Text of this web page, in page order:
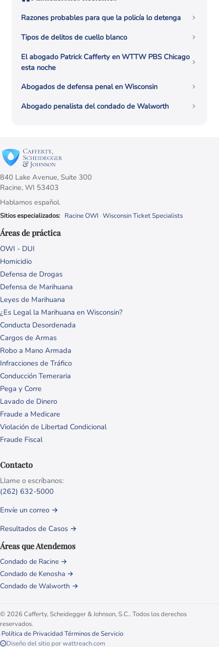
Razones probables para que la policía lo detenga
Tipos de delitos de cuello blanco
El abogado Patrick Cafferty en WTTW PBS Chicago
esta noche
Abogados de defensa penal en Wisconsin
Abogado penalista del condado de Walworth
840 Lake Avenue, Suite 300
Racine, WI 53403
Hablamos español.
Sitios especializados: Racine OWI · Wisconsin Ticket Specialists
Áreas de práctica
OWI - DUI
Homicidio
Defensa de Drogas
Defensa de Marihuana
Leyes de Marihuana
¿Es Legal la Marihuana en Wisconsin?
Conducta Desordenada
Cargos de Armas
Robo a Mano Armada
Infracciones de Tráfico
Conducción Temeraria
Pega y Corre
Lavado de Dinero
Fraude a Medicare
Violación de Libertad Condicional
Fraude Fiscal
Contacto
Llame o escríbanos:
(262) 632-5000
Envíe un correo →
Resultados de Casos →
Áreas que Atendemos
Condado de Racine →
Condado de Kenosha →
Condado de Walworth →
© 2026 Cafferty, Scheidegger & Johnson, S.C.. Todos los derechos
reservados.
·Política de Privacidad·Términos de Servicio·
Diseño del sitio por wattreach.com